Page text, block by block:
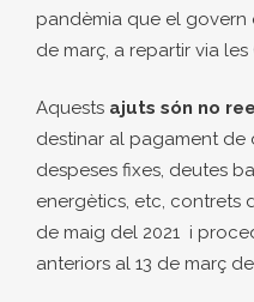
pandèmia que el govern
de març, a repartir via les
Aquests ajuts són no
destinar al pagament de
despeses fixes, deutes
energètics, etc, contrets
de maig del 2021 i
anteriors al 13 de març de